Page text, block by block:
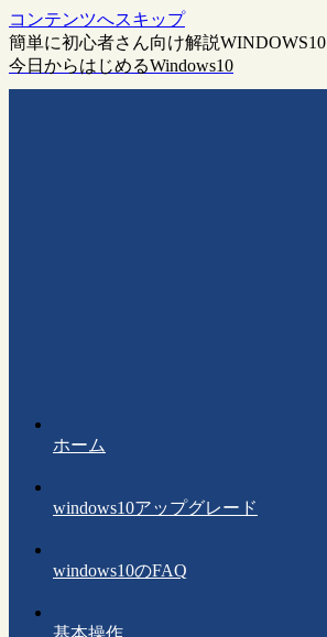
コンテンツへスキップ
簡単に初心者さん向け解説WINDOWS10
今日からはじめるWindows10
ホーム
windows10アップグレード
windows10のFAQ
基本操作